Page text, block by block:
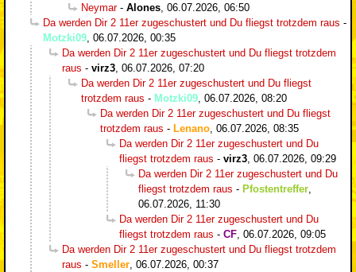
Neymar- Alones 06.07.2026, 06:50
Da werden Dir 2 11er zugeschustert und Du fliegst trotzdem raus -
Motzki09 06.07.2026, 00:35
Da werden Dir 2 11er zugeschustert und Du fliegst trotzdem
raus - virz3 06.07.2026, 07:20
Da werden Dir 2 11er zugeschustert und Du fliegst
trotzdem raus - Motzki09 06.07.2026, 08:20
Da werden Dir 2 11er zugeschustert und Du fliegst
trotzdem raus - Lenano 06.07.2026, 08:35
Da werden Dir 2 11er zugeschustert und Du
fliegst trotzdem raus - virz3 06.07.2026, 09:29
Da werden Dir 2 11er zugeschustert und Du
fliegst trotzdem raus - Pfostentreffer
06.07.2026, 11:30
Da werden Dir 2 11er zugeschustert und Du
fliegst trotzdem raus - CF 06.07.2026, 09:05
Da werden Dir 2 11er zugeschustert und Du fliegst trotzdem
raus - Smeller 06.07.2026, 00:37